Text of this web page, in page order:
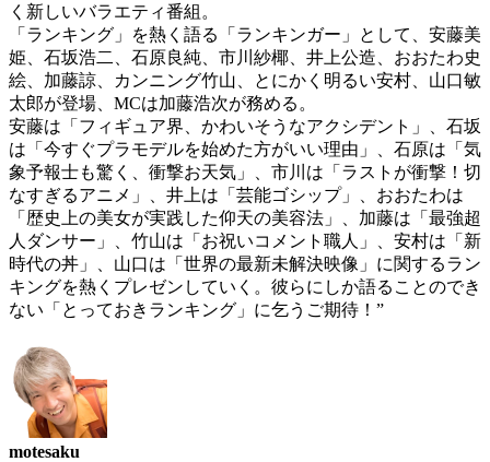
く新しいバラエティ番組。
「ランキング」を熱く語る「ランキンガー」として、安藤美
姫、石坂浩二、石原良純、市川紗椰、井上公造、おおたわ史
絵、加藤諒、カンニング竹山、とにかく明るい安村、 山口敏
太郎が登場、MCは加藤浩次が務める。
安藤は「フィギュア界、かわいそうなアクシデント」、石坂
は「今すぐプラモデルを始めた方がいい理由」、石原は 「気
象予報士も驚く、衝撃お天気」、市川は「ラストが衝撃！切
なすぎるアニメ」、井上は「芸能ゴシップ」、おおたわは
「歴史上の美女が実践した仰天の美容法」、加藤は 「最強超
人ダンサー」、竹山は「お祝いコメント職人」、 安村は「新
時代の丼」、山口は「世界の最新未解決映像」 に関するラン
キングを熱くプレゼンしていく。彼らにしか語ることのでき
ない「とっておきランキング」に乞うご期待！”
motesaku